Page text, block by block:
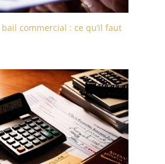
bail commercial : ce qu’il faut